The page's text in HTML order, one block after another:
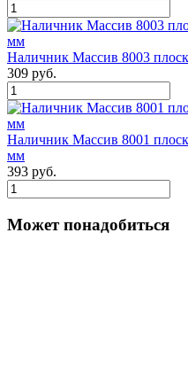
Наличник Массив 8003
309 руб.
Наличник Массив 8001
мм
393 руб.
Может понадобиться